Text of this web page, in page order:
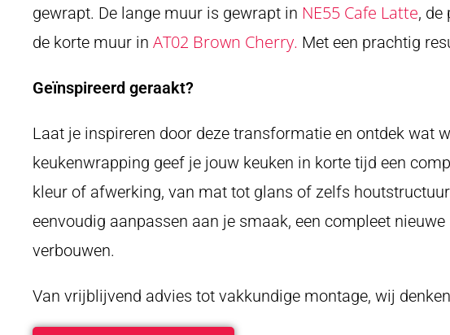
gewrapt. De lange muur is gewrapt in NE55 Cafe Latte, de
de korte muur in AT02 Brown Cherry. Met een prachtig
Geïnspireerd geraakt?
Laat je inspireren door deze transformatie en ontdek wat
keukenwrapping geef je jouw keuken in korte tijd een
kleur of afwerking, van mat tot glans of zelfs
eenvoudig aanpassen aan je smaak, een compleet
verbouwen.
Van vrijblijvend advies tot vakkundige montage, wij